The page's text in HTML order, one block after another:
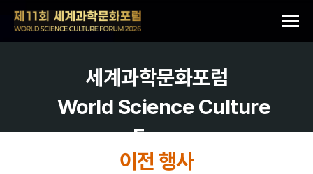
세계과학문화포럼
World Science Culture
Forum
이전 행사